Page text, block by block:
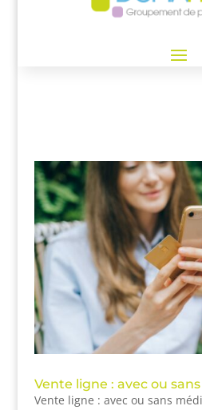
Vente ligne : avec ou
Vente ligne : avec ou sans